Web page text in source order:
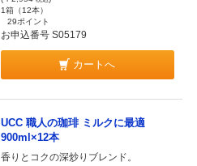
1箱（12本）
29ポイント
お申込番号 S05179
カートへ
UCC 職人の珈琲 ミルクに最適
900ml×12本
香りとコクの深炒りブレンド。